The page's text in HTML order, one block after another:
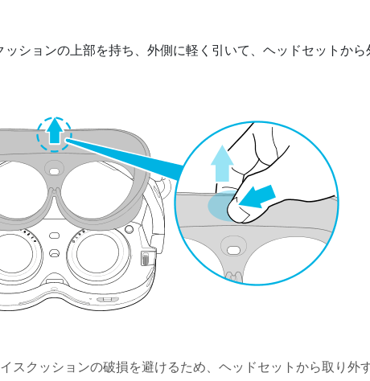
ッションの上部を持ち、外側に軽く引いて、ヘッドセットから
スクッションの破損を避けるため、ヘッドセットから取り外